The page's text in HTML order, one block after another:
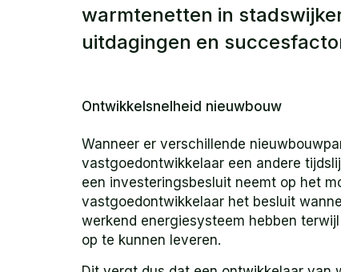
warmtenetten in
uitdagingen en
Ontwikkelsnelheid nieuwbouw
Wanneer er verschillende
vastgoedontwikkelaar een andere
een investeringsbesluit neemt op het
vastgoedontwikkelaar het besluit
werkend energiesysteem hebben
op te kunnen leveren.